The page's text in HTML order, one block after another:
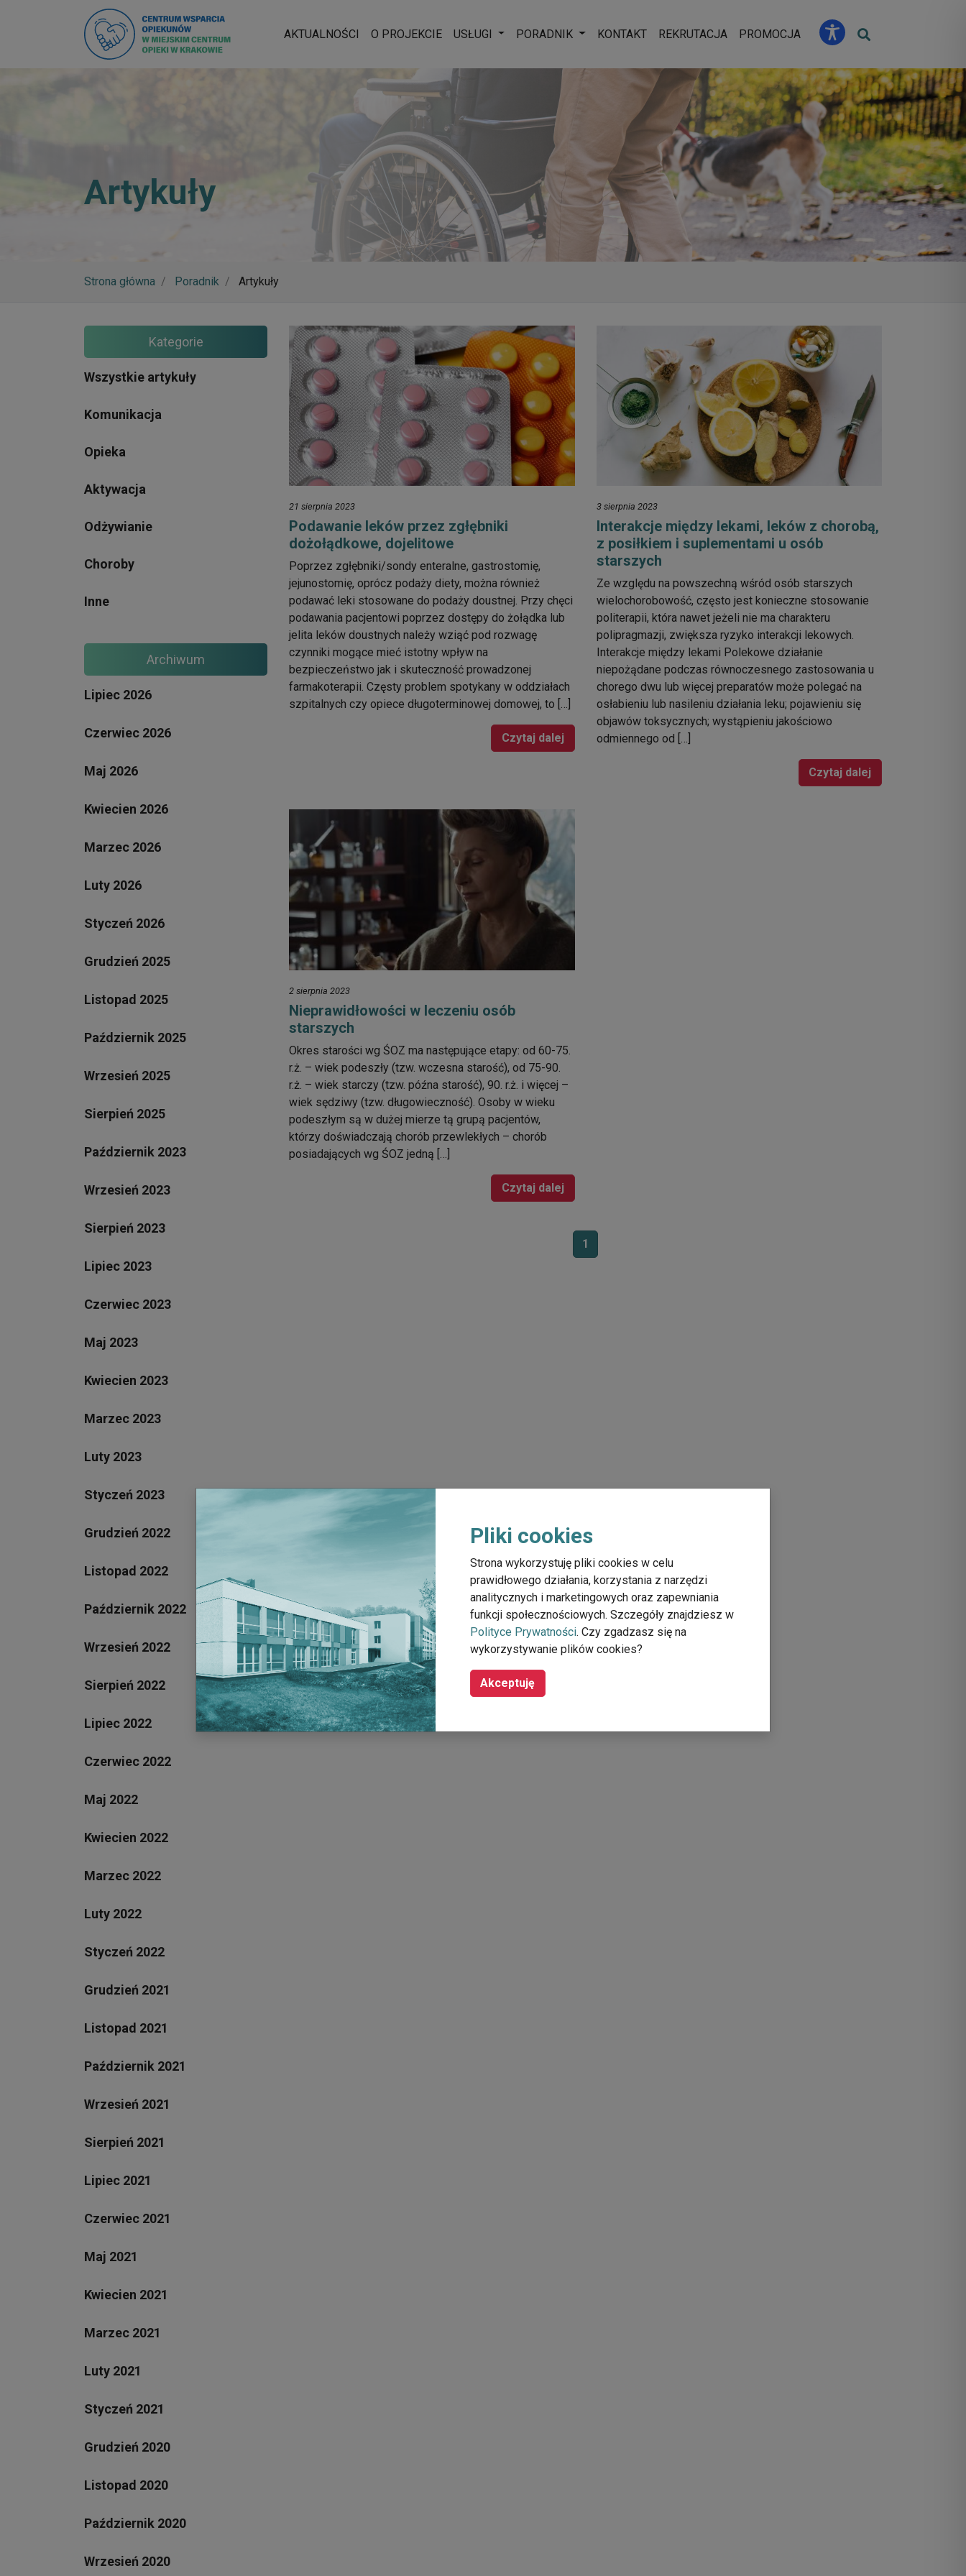
AKTUALNOŚCI O PROJEKCIE USŁUGI Rozwiń menu
PORADNIK Rozwiń menu
KONTAKT REKRUTACJA PROMOCJA
Artykuły
Strona główna Poradnik Artykuły
21 sierpnia 2023
Podawanie leków przez zgłębniki
dożołądkowe, dojelitowe
Poprzez zgłębniki/sondy enteralne, gastrostomię,
jejunostomię, oprócz podaży diety, można również
podawać leki stosowane do podaży doustnej. Przy chęci
podawania pacjentowi poprzez dostępy do żołądka lub
jelita leków doustnych należy wziąć pod rozwagę
czynniki mogące mieć istotny wpływ na
bezpieczeństwo jak i skuteczność prowadzonej
farmakoterapii. Częsty problem spotykany w oddziałach
szpitalnych czy opiece długoterminowej domowej, to […]
Czytaj dalej
3 sierpnia 2023
Interakcje między lekami, leków z chorobą,
z posiłkiem i suplementami u osób
starszych
Ze względu na powszechną wśród osób starszych
wielochorobowość, często jest konieczne stosowanie
politerapii, która nawet jeżeli nie ma charakteru
polipragmazji, zwiększa ryzyko interakcji lekowych.
Interakcje między lekami Polekowe działanie
niepożądane podczas równoczesnego zastosowania u
chorego dwu lub więcej preparatów może polegać na
osłabieniu lub nasileniu działania leku; pojawieniu się
objawów toksycznych; wystąpieniu jakościowo
odmiennego od […]
Czytaj dalej
2 sierpnia 2023
Nieprawidłowości w leczeniu osób
starszych
Okres starości wg ŚOZ ma następujące etapy: od 60-75.
r.ż. – wiek podeszły (tzw. wczesna starość), od 75-90.
r.ż. – wiek starczy (tzw. późna starość), 90. r.ż. i więcej –
wiek sędziwy (tzw. długowieczność). Osoby w wieku
podeszłym są w dużej mierze tą grupą pacjentów,
którzy doświadczają chorób przewlekłych – chorób
posiadających wg ŚOZ jedną […]
Czytaj dalej
1
Kategorie
Wszystkie artykuły
Komunikacja
Opieka
Aktywacja
Odżywianie
Choroby
Inne
Archiwum
Lipiec 2026
Czerwiec 2026
Maj 2026
Kwiecien 2026
Marzec 2026
Luty 2026
Styczeń 2026
Grudzień 2025
Listopad 2025
Październik 2025
Wrzesień 2025
Sierpień 2025
Październik 2023
Wrzesień 2023
Sierpień 2023
Lipiec 2023
Czerwiec 2023
Maj 2023
Kwiecien 2023
Marzec 2023
Luty 2023
Styczeń 2023
Grudzień 2022
Listopad 2022
Październik 2022
Wrzesień 2022
Sierpień 2022
Lipiec 2022
Czerwiec 2022
Maj 2022
Kwiecien 2022
Marzec 2022
Luty 2022
Styczeń 2022
Grudzień 2021
Listopad 2021
Październik 2021
Wrzesień 2021
Sierpień 2021
Lipiec 2021
Czerwiec 2021
Maj 2021
Kwiecien 2021
Marzec 2021
Luty 2021
Styczeń 2021
Grudzień 2020
Listopad 2020
Październik 2020
Wrzesień 2020
Pliki cookies
Strona wykorzystuję pliki cookies w celu
prawidłowego działania, korzystania z narzędzi
analitycznych i marketingowych oraz zapewniania
funkcji społecznościowych. Szczegóły znajdziesz w
Polityce Prywatności. Czy zgadzasz się na
wykorzystywanie plików cookies?
Akceptuję